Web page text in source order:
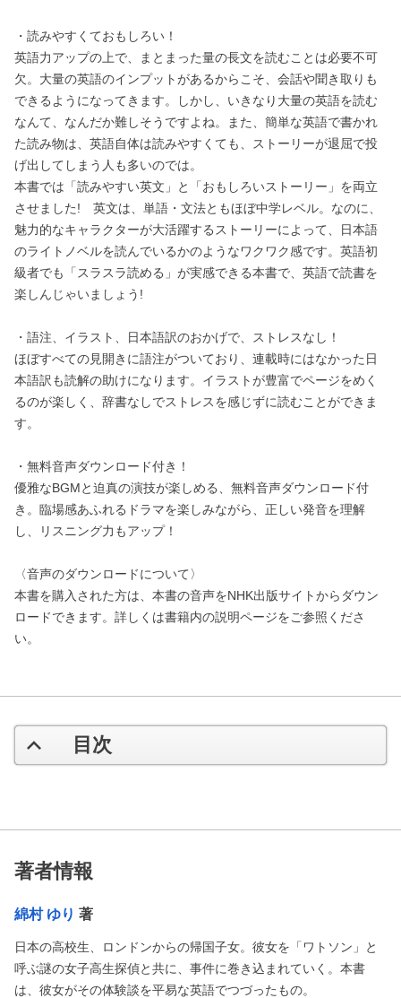
・読みやすくておもしろい！
英語力アップの上で、まとまった量の長文を読むことは必要不可
欠。大量の英語のインプットがあるからこそ、会話や聞き取りも
できるようになってきます。しかし、いきなり大量の英語を読む
なんて、なんだか難しそうですよね。また、簡単な英語で書かれ
た読み物は、英語自体は読みやすくても、ストーリーが退屈で投
げ出してしまう人も多いのでは。
本書では「読みやすい英文」と「おもしろいストーリー」を両立
させました! 英文は、単語・文法ともほぼ中学レベル。なのに、
魅力的なキャラクターが大活躍するストーリーによって、日本語
のライトノベルを読んでいるかのようなワクワク感です。英語初
級者でも「スラスラ読める」が実感できる本書で、英語で読書を
楽しんじゃいましょう!
・語注、イラスト、日本語訳のおかげで、ストレスなし！
ほぼすべての見開きに語注がついており、連載時にはなかった日
本語訳も読解の助けになります。イラストが豊富でページをめく
るのが楽しく、辞書なしでストレスを感じずに読むことができま
す。
・無料音声ダウンロード付き！
優雅なBGMと迫真の演技が楽しめる、無料音声ダウンロード付
き。臨場感あふれるドラマを楽しみながら、正しい発音を理解
し、リスニング力もアップ！
〈音声のダウンロードについて〉
本書を購入された方は、本書の音声をNHK出版サイトからダウン
ロードできます。詳しくは書籍内の説明ページをご参照くださ
い。
目次
著者情報
綿村 ゆり 著
日本の高校生、ロンドンからの帰国子女。彼女を「ワトソン」と
呼ぶ謎の女子高生探偵と共に、事件に巻き込まれていく。本書
は、彼女がその体験談を平易な英語でつづったもの。